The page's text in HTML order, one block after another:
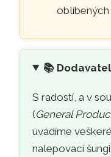
oblíbených
📚
S radostí, a v
(General
uvádíme
nalepovací